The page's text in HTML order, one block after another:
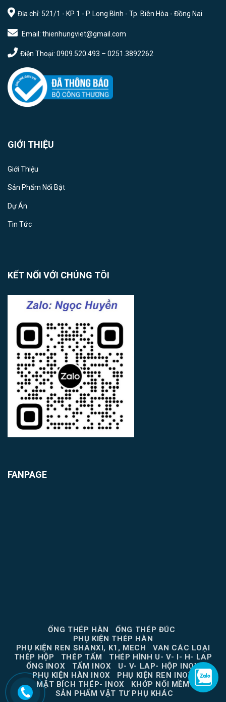
Địa chỉ: 521/1 - KP 1 - P. Long Bình - Tp. Biên Hòa - Đồng Nai
Email: thienhungviet@gmail.com
Điện Thoại: 0909.520.493 – 0251.3892262
GIỚI THIỆU
Giới Thiệu
Sản Phẩm Nổi Bật
Dự Án
Tin Tức
KẾT NỐI VỚI CHÚNG TÔI
FANPAGE
ỐNG THÉP HÀN
ỐNG THÉP ĐÚC
PHỤ KIỆN THÉP HÀN
PHỤ KIỆN REN SHANXI, K1, MECH
VAN CÁC LOẠI
THÉP HỘP
THÉP TẤM
THÉP HÌNH U- V- I- H- LAP
ỐNG INOX
TẤM INOX
U- V- LAP- HỘP INOX
PHỤ KIỆN HÀN INOX
PHỤ KIỆN REN INOX
MẶT BÍCH THÉP- INOX
KHỚP NỐI MỀM
SẢN PHẨM VẬT TƯ PHỤ KHÁC